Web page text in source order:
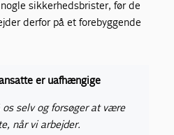
sikkerhedsbrister, før de
derfor på et forebyggende
er uafhængige
selv og forsøger at være
når vi arbejder.